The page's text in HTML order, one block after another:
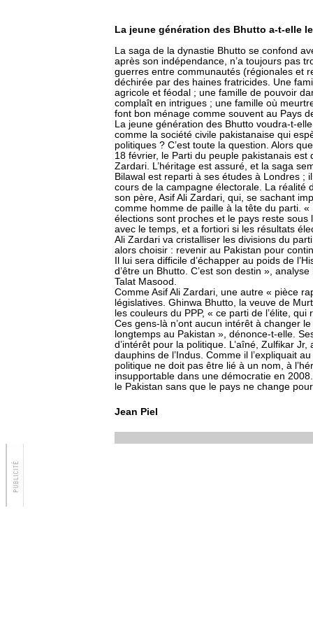
La jeune génération des Bhutto a-t-elle
La saga de la dynastie Bhutto se confond
après son indépendance, n’a toujours pas
guerres entre communautés (régionales et
déchirée par des haines fratricides. Une
agricole et féodal ; une famille de pouvoir
complaît en intrigues ; une famille où
font bon ménage comme souvent au Pays
La jeune génération des Bhutto voudra-t-
comme la société civile pakistanaise qui
politiques ? C’est toute la question. Alors
18 février, le Parti du peuple pakistanais
Zardari. L’héritage est assuré, et la saga
Bilawal est reparti à ses études à Londres ;
cours de la campagne électorale. La réalité
son père, Asif Ali Zardari, qui, se sachant
comme homme de paille à la tête du parti.
élections sont proches et le pays reste sous
avec le temps, et a fortiori si les résultats
Ali Zardari va cristalliser les divisions du
alors choisir : revenir au Pakistan pour
Il lui sera difficile d’échapper au poids de
d’être un Bhutto. C’est son destin »,
Talat Masood.
Comme Asif Ali Zardari, une autre « pièce
législatives. Ghinwa Bhutto, la veuve de
les couleurs du PPP, « ce parti de l’élite,
Ces gens-là n’ont aucun intérêt à changer
longtemps au Pakistan », dénonce-t-elle.
d’intérêt pour la politique. L’aîné, Zulfikar
dauphins de l’Indus. Comme il l’expliquait
politique ne doit pas être lié à un nom, à
insupportable dans une démocratie en
le Pakistan sans que le pays ne change
Jean Piel